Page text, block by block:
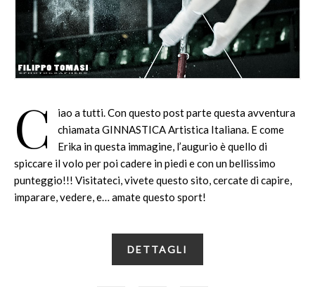
C
iao a tutti. Con questo post parte questa avventura
chiamata GINNASTICA Artistica Italiana. E come
Erika in questa immagine, l’augurio è quello di
spiccare il volo per poi cadere in piedi e con un bellissimo
punteggio!!! Visitateci, vivete questo sito, cercate di capire,
imparare, vedere, e… amate questo sport!
DETTAGLI